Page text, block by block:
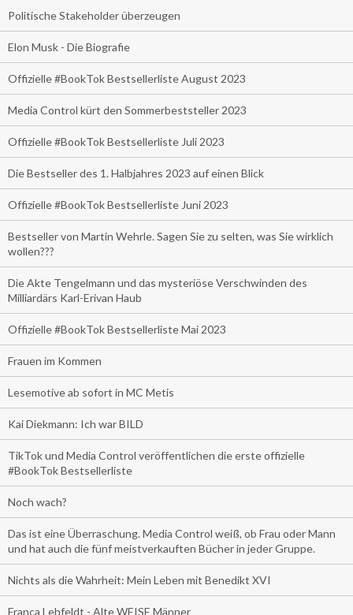
Politische Stakeholder überzeugen
Elon Musk - Die Biografie
Offizielle #BookTok Bestsellerliste August 2023
Media Control kürt den Sommerbeststeller 2023
Offizielle #BookTok Bestsellerliste Juli 2023
Die Bestseller des 1. Halbjahres 2023 auf einen Blick
Offizielle #BookTok Bestsellerliste Juni 2023
Bestseller von Martin Wehrle. Sagen Sie zu selten, was Sie wirklich
wollen???
Die Akte Tengelmann und das mysteriöse Verschwinden des
Milliardärs Karl-Erivan Haub
Offizielle #BookTok Bestsellerliste Mai 2023
Frauen im Kommen
Lesemotive ab sofort in MC Metis
Kai Diekmann: Ich war BILD
TikTok und Media Control veröffentlichen die erste offizielle
#BookTok Bestsellerliste
Noch wach?
Das ist eine Überraschung. Media Control weiß, ob Frau oder Mann
und hat auch die fünf meistverkauften Bücher in jeder Gruppe.
Nichts als die Wahrheit: Mein Leben mit Benedikt XVI
Franca Lehfeldt - Alte WEISE Männer